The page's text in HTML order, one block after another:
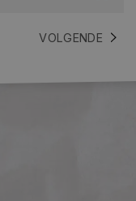
VOLGENDE